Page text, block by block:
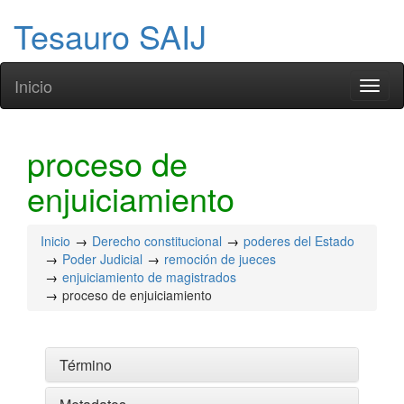
Tesauro SAIJ
Inicio
proceso de
enjuiciamiento
Inicio Derecho constitucional
poderes del Estado
Poder Judicial
remoción de jueces
enjuiciamiento de magistrados
proceso de enjuiciamiento
Término